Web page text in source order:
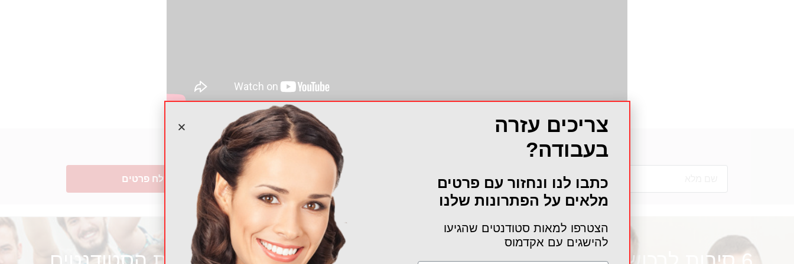
למידע נוסף השאירו פרטים!
שלח פרטים
צריכים עזרה
בעבודה?
כתבו לנו ונחזור עם פרטים
מלאים על הפתרונות שלנו
הצטרפו למאות סטודנטים שהגיעו
להישגים עם אקדמוס